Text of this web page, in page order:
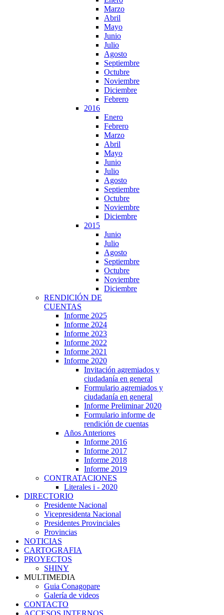
Marzo
Abril
Mayo
Junio
Julio
Agosto
Septiembre
Octubre
Noviembre
Diciembre
Febrero
2016
Enero
Febrero
Marzo
Abril
Mayo
Junio
Julio
Agosto
Septiembre
Octubre
Noviembre
Diciembre
2015
Junio
Julio
Agosto
Septiembre
Octubre
Noviembre
Diciembre
RENDICIÓN DE
CUENTAS
Informe 2025
Informe 2024
Informe 2023
Informe 2022
Informe 2021
Informe 2020
Invitación agremiados y
ciudadanía en general
Formulario agremiados y
ciudadanía en general
Informe Preliminar 2020
Formulario informe de
rendición de cuentas
Años Anteriores
Informe 2016
Informe 2017
Informe 2018
Informe 2019
CONTRATACIONES
Literales i - 2020
DIRECTORIO
Presidente Nacional
Vicepresidenta Nacional
Presidentes Provinciales
Provincias
NOTICIAS
CARTOGRAFIA
PROYECTOS
SHINY
MULTIMEDIA
Guia Conagopare
Galería de videos
CONTACTO
ACCESOS INTERNOS